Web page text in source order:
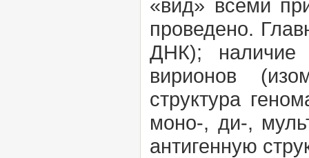
«вид» всеми
проведено.
ДНК); наличие
вирионов
структура
моно-, ди-,
антигенную